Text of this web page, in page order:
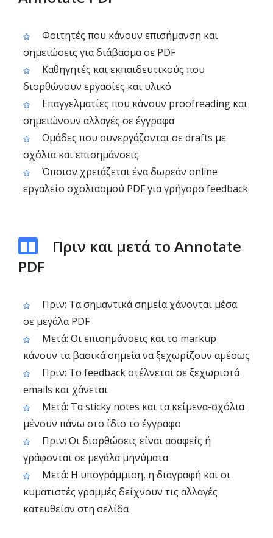
Φοιτητές που κάνουν επισήμανση και
σημειώσεις για διάβασμα σε PDF
Καθηγητές και εκπαιδευτικούς που
διορθώνουν εργασίες και υλικό
Επαγγελματίες που κάνουν proofreading και
σημειώνουν αλλαγές σε έγγραφα
Ομάδες που συνεργάζονται σε drafts με
σχόλια και επισημάνσεις
Όποιον χρειάζεται ένα δωρεάν online
εργαλείο σχολιασμού PDF για γρήγορο feedback
Πριν και μετά το Annotate
PDF
Πριν: Τα σημαντικά σημεία χάνονται μέσα
σε μεγάλα PDF
Μετά: Οι επισημάνσεις και το markup
κάνουν τα βασικά σημεία να ξεχωρίζουν αμέσως
Πριν: Το feedback στέλνεται σε ξεχωριστά
emails και χάνεται
Μετά: Τα sticky notes και τα κείμενα-σχόλια
μένουν πάνω στο ίδιο το έγγραφο
Πριν: Οι διορθώσεις είναι ασαφείς ή
γράφονται σε μεγάλα μηνύματα
Μετά: Η υπογράμμιση, η διαγραφή και οι
κυματιστές γραμμές δείχνουν τις αλλαγές
κατευθείαν στη σελίδα